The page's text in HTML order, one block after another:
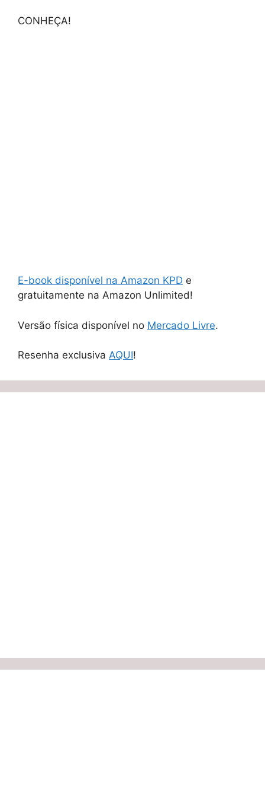
CONHEÇA!
E-book disponível na Amazon KPD e
gratuitamente na Amazon Unlimited!
Versão física disponível no Mercado Livre.
Resenha exclusiva AQUI!